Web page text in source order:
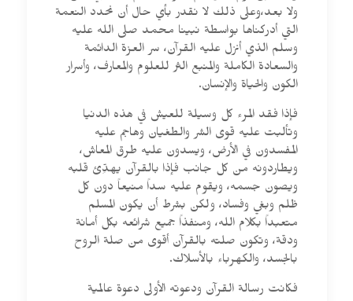
ولا بعد،وعلى ذلك لا نقدر بأي حال أن نحدد النعمة
التي أدركناها بواسطة نبينا محمد صلى الله عليه
وسلم الذي أنزل عليه القرآن، سر العزة الدائمة
والسعادة الكاملة والمنبع الثر للعلوم والمعارف، وأسرار
الكون والحياة والإنسان.
فإذا فقد المرء كل وسيلة للعيش في هذه الدنيا
وتألبت عليه قوى الشر والطغيان وهاجم عليه
المفسدون في الأرض، ويسدون عليه طرق المعاش،
ويطاردونه من كل جانب فإذا بالقرآن يهدِّئ قلبه
ويصون جسمه، ويقوم عليه سداً منيعاً دون كل
ظلم وبغي وفساد، ولكن بشرط أن يكون المسلم
متعبداً بكلام الله، ومنفذاً جميع شرائعه بكل أمانة
ودقة، وتكون صلته بالقرآن أقوى من صلة الروح
بالجسد، والكهرباء بالأسلاك.
فكانت رسالة القرآن ودعوته الأولى دعوة عالمية